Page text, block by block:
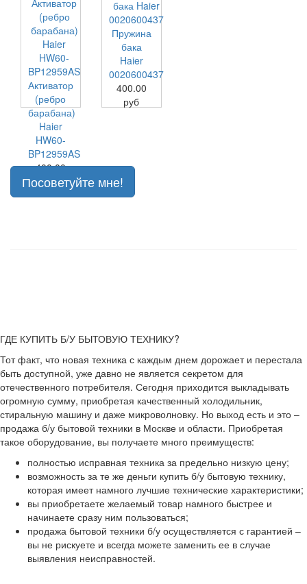
Активатор
(ребро
барабана)
Haier
HW60-
BP12959AS
400.00
руб
Пружина
бака
Haier
0020600437
400.00
руб
Посоветуйте мне!
ГДЕ КУПИТЬ Б/У БЫТОВУЮ ТЕХНИКУ?
Тот факт, что новая техника с каждым днем дорожает и перестала
быть доступной, уже давно не является секретом для
отечественного потребителя. Сегодня приходится выкладывать
огромную сумму, приобретая качественный холодильник,
стиральную машину и даже микроволновку. Но выход есть и это –
продажа б/у бытовой техники в Москве и области. Приобретая
такое оборудование, вы получаете много преимуществ:
полностью исправная техника за предельно низкую цену;
возможность за те же деньги купить б/у бытовую технику,
которая имеет намного лучшие технические характеристики;
вы приобретаете желаемый товар намного быстрее и
начинаете сразу ним пользоваться;
продажа бытовой техники б/у осуществляется с гарантией –
вы не рискуете и всегда можете заменить ее в случае
выявления неисправностей.